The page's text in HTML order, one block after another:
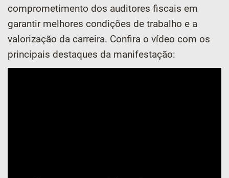
comprometimento dos auditores fiscais em
garantir melhores condições de trabalho e a
valorização da carreira. Confira o vídeo com os
principais destaques da manifestação: